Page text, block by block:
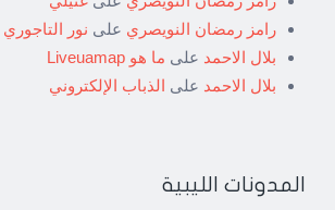
رامز رمضان النويصري على نور التاجوري
بلال الاحمد على ما هو Liveuamap
بلال الاحمد على الذباب الإلكتروني
المدونات الليبية